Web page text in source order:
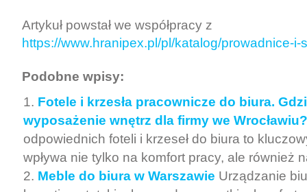
Artykuł powstał we współpracy z
https://www.hranipex.pl/pl/katalog/prowadnice-i-
Podobne wpisy:
Fotele i krzesła pracownicze do biura.
wyposażenie wnętrz dla firmy we Wrocławiu?
odpowiednich foteli i krzeseł do biura to
wpływa nie tylko na komfort pracy, ale również
Meble do biura w Warszawie Urządzanie